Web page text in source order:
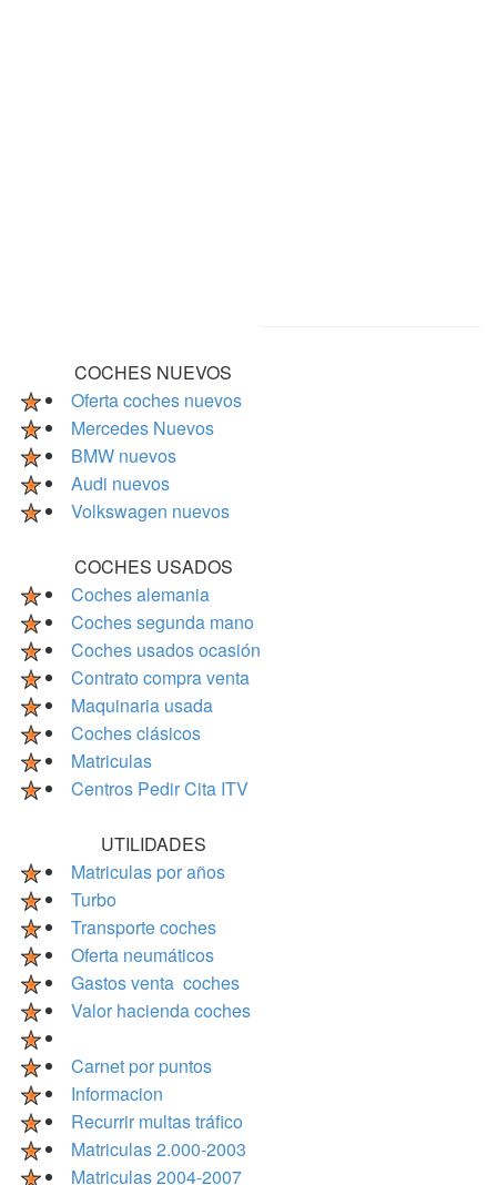
COCHES NUEVOS
Oferta coches nuevos
Mercedes Nuevos
BMW nuevos
Audi nuevos
Volkswagen nuevos
COCHES USADOS
Coches alemania
Coches segunda mano
Coches usados ocasión
Contrato compra venta
Maquinaria usada
Coches clásicos
Matriculas
Centros Pedir Cita ITV
UTILIDADES
Matriculas por años
Turbo
Transporte coches
Oferta neumáticos
Gastos venta coches
Valor hacienda coches
Carnet por puntos
Informacion
Recurrir multas tráfico
Matriculas 2.000-2003
Matriculas 2004-2007